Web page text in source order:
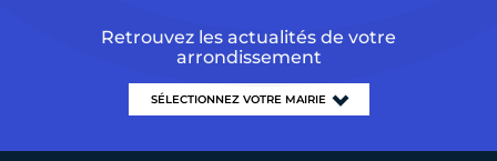
Retrouvez les actualités de votre
arrondissement